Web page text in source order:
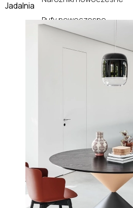
Pufy nowoczesne
Regały nowoczesne
Sofy nowoczesne
Stoliki nowoczesne
Szafki nocne nowoczesne
Szafki RTV nowoczesne
Szafy nowoczesne
Szezlongi nowoczesne
Toaletki nowoczesne
Jadalnia